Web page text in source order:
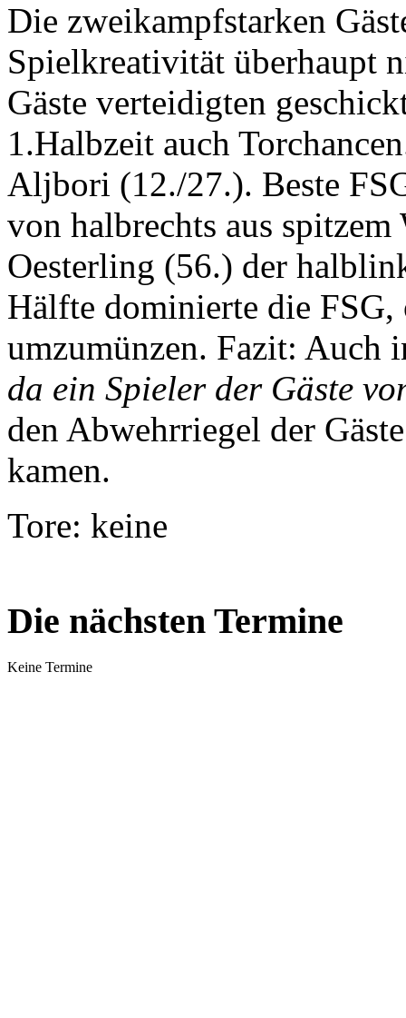
Die zweikampfstarken
Spielkreativität überhaupt
Gäste verteidigten
1.Halbzeit auch
Aljbori (12./27.). Beste
von halbrechts aus
Oesterling (56.) der
Hälfte dominierte die FSG,
umzumünzen. Fazit: Auch
da ein Spieler der Gäste
den Abwehrriegel der
kamen.
Tore: keine
Die nächsten Termine
Keine Termine